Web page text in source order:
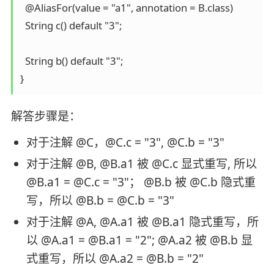
  @AliasFor(value = "a1", annotation = B.class)
  String c() default "3";
  String b() default "3";
}
解答步骤是：
对于注解 @C，@C.c = "3", @C.b = "3"
对于注解 @B, @B.a1 被 @C.c 显式重写, 所以
@B.a1 = @C.c = "3"； @B.b 被 @C.b 隐式重
写，所以 @B.b = @C.b = "3"
对于注解 @A, @A.a1 被 @B.a1 隐式重写，所
以 @A.a1 = @B.a1 = "2"; @A.a2 被 @B.b 显
式重写，所以 @A.a2 = @B.b = "2"